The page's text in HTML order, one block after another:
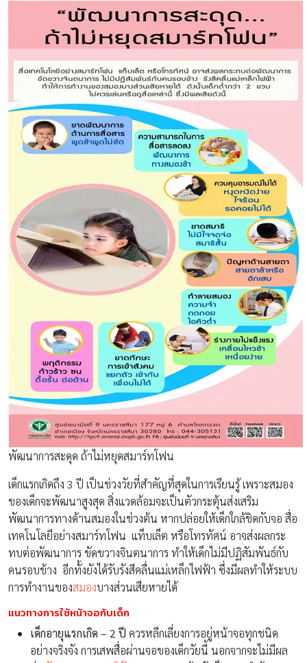
พัฒนาการสะดุด ถ้าไม่หยุดสมาร์ทโฟน
เด็กแรกเกิดถึง 3 ปี เป็นช่วงวัยที่สำคัญที่สุดในการเรียนรู้ เพราะสมอง
ของเด็กจะพัฒนาสูงสุด สิ่งแวดล้อมจะเป็นตัวกระตุ้นส่งเสริม
พัฒนาการทางด้านสมองในช่วงต้น หากปล่อยให้เด็กใกล้ชิดกับจอ สื่อ
เทคโนโลยีอย่างสมาร์ทโฟน แท็บเล็ต หรือโทรทัศน์ อาจส่งผลกระ
ทบต่อพัฒนาการ ขัดขวางจินตนาการ ทำให้เด็กไม่มีปฏิสัมพันธ์กับ
คนรอบข้าง อีกทั้งยังได้รับรังสีคลื่นแม่เหล็กไฟฟ้า ซึ่งมีผลทำให้ระบบ
การทำงานของสมองบางส่วนเสียหายได้
แนวทางการใช้หน้าจอกับเด็ก
เด็กอายุแรกเกิด – 2 ปี ควรหลีกเลี่ยงการอยู่หน้าจอทุกชนิด
อย่างจริงจัง การเสพสื่อผ่านจอของเด็กวัยนี้ นอกจากจะไม่มีผล